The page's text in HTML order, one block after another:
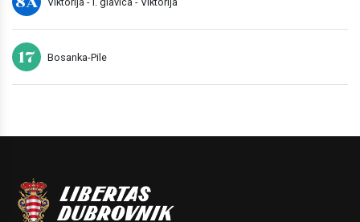
17 Bosanka-Pile